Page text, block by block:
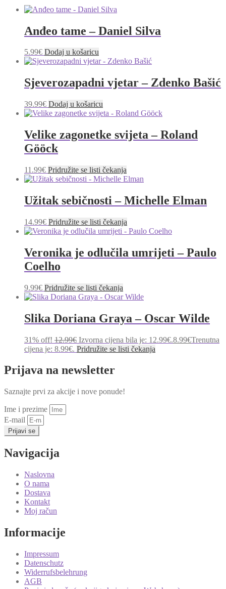
Anđeo tame – Daniel Silva
5.99€ Dodaj u košaricu
Sjeverozapadni vjetar – Zdenko Bašić
39.99€ Dodaj u košaricu
Velike zagonetke svijeta – Roland
Gööck
11.99€ Pridružite se listi čekanja
Užitak sebičnosti – Michelle Elman
14.99€ Pridružite se listi čekanja
Veronika je odlučila umrijeti – Paulo
Coelho
9.99€ Pridružite se listi čekanja
Slika Doriana Graya – Oscar Wilde
31% off! 12.99€ Izvorna cijena bila je: 12.99€.8.99€Trenutna
cijena je: 8.99€. Pridružite se listi čekanja
Prijava na newsletter
Saznajte prvi za akcije i nove ponude!
Ime i prezime
E-mail
Prijavi se
Navigacija
Naslovna
O nama
Dostava
Kontakt
Moj račun
Informacije
Impressum
Datenschutz
Widerrufsbelehrung
AGB